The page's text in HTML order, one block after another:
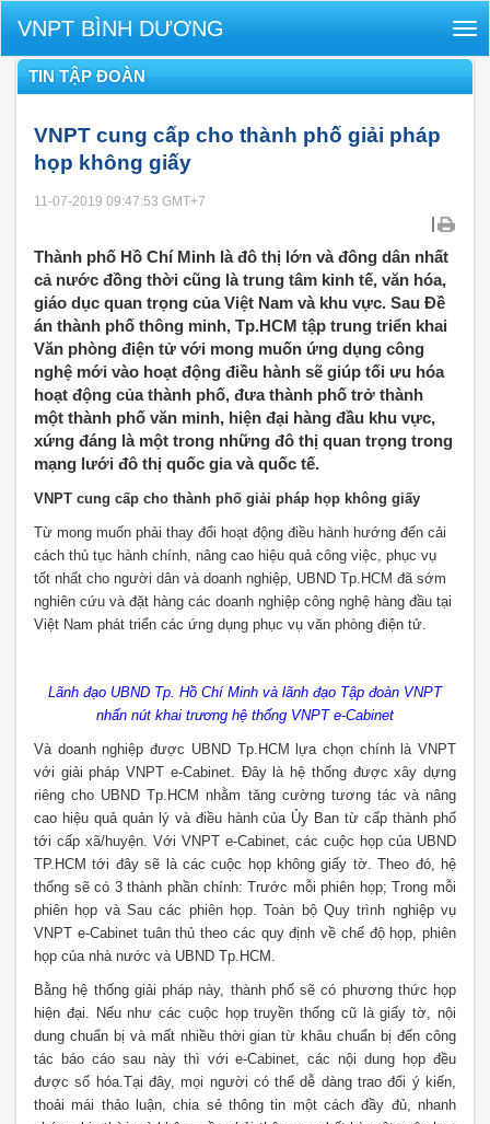
VNPT BÌNH DƯƠNG
TIN TẬP ĐOÀN
VNPT cung cấp cho thành phố giải pháp
họp không giấy
11-07-2019 09:47:53 GMT+7
|
Thành phố Hồ Chí Minh là đô thị lớn và đông dân nhất
cả nước đồng thời cũng là trung tâm kinh tế, văn hóa,
giáo dục quan trọng của Việt Nam và khu vực. Sau Đề
án thành phố thông minh, Tp.HCM tập trung triển khai
Văn phòng điện tử với mong muốn ứng dụng công
nghệ mới vào hoạt động điều hành sẽ giúp tối ưu hóa
hoạt động của thành phố, đưa thành phố trở thành
một thành phố văn minh, hiện đại hàng đầu khu vực,
xứng đáng là một trong những đô thị quan trọng trong
mạng lưới đô thị quốc gia và quốc tế.
VNPT cung cấp cho thành phố giải pháp họp không giấy
Từ mong muốn phải thay đổi hoạt động điều hành hướng đến cải
cách thủ tục hành chính, nâng cao hiệu quả công việc, phục vụ
tốt nhất cho người dân và doanh nghiệp, UBND Tp.HCM đã sớm
nghiên cứu và đặt hàng các doanh nghiệp công nghệ hàng đầu tại
Việt Nam phát triển các ứng dụng phục vụ văn phòng điện tử.
Lãnh đạo UBND Tp. Hồ Chí Minh và lãnh đạo Tập đoàn VNPT
nhấn nút khai trương hệ thống VNPT e-Cabinet
Và doanh nghiệp được UBND Tp.HCM lựa chọn chính là VNPT
với giải pháp VNPT e-Cabinet. Đây là hệ thống được xây dựng
riêng cho UBND Tp.HCM nhằm tăng cường tương tác và nâng
cao hiệu quả quản lý và điều hành của Ủy Ban từ cấp thành phố
tới cấp xã/huyện. Với VNPT e-Cabinet, các cuộc họp của UBND
TP.HCM tới đây sẽ là các cuộc họp không giấy tờ. Theo đó, hệ
thống sẽ có 3 thành phần chính: Trước mỗi phiên họp; Trong mỗi
phiên họp và Sau các phiên họp. Toàn bộ Quy trình nghiệp vụ
VNPT e-Cabinet tuân thủ theo các quy định về chế độ họp, phiên
họp của nhà nước và UBND Tp.HCM.
Bằng hệ thống giải pháp này, thành phố sẽ có phương thức họp
hiện đại. Nếu như các cuộc họp truyền thống cũ là giấy tờ, nội
dung chuẩn bị và mất nhiều thời gian từ khâu chuẩn bị đến công
tác báo cáo sau này thì với e-Cabinet, các nội dung họp đều
được số hóa.Tại đây, mọi người có thể dễ dàng trao đổi ý kiến,
thoải mái thảo luận, chia sẻ thông tin một cách đầy đủ, nhanh